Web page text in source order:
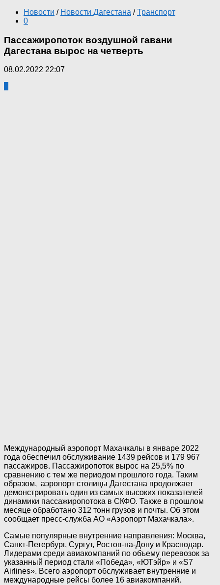
Новости / Новости Дагестана / Транспорт
0
Пассажиропоток воздушной гавани
Дагестана вырос на четверть
08.02.2022 22:07
Международный аэропорт Махачкалы в январе 2022
года обеспечил обслуживание 1439 рейсов и 179 967
пассажиров. Пассажиропоток вырос на 25,5% по
сравнению с тем же периодом прошлого года. Таким
образом, аэропорт столицы Дагестана продолжает
демонстрировать один из самых высоких показателей
динамики пассажиропотока в СКФО. Также в прошлом
месяце обработано 312 тонн грузов и почты. Об этом
сообщает пресс-служба АО «Аэропорт Махачкала».
Самые популярные внутренние направления: Москва,
Санкт-Петербург, Сургут, Ростов-на-Дону и Краснодар.
Лидерами среди авиакомпаний по объему перевозок за
указанный период стали «Победа», «ЮТэйр» и «S7
Airlines». Всего аэропорт обслуживает внутренние и
международные рейсы более 16 авиакомпаний.